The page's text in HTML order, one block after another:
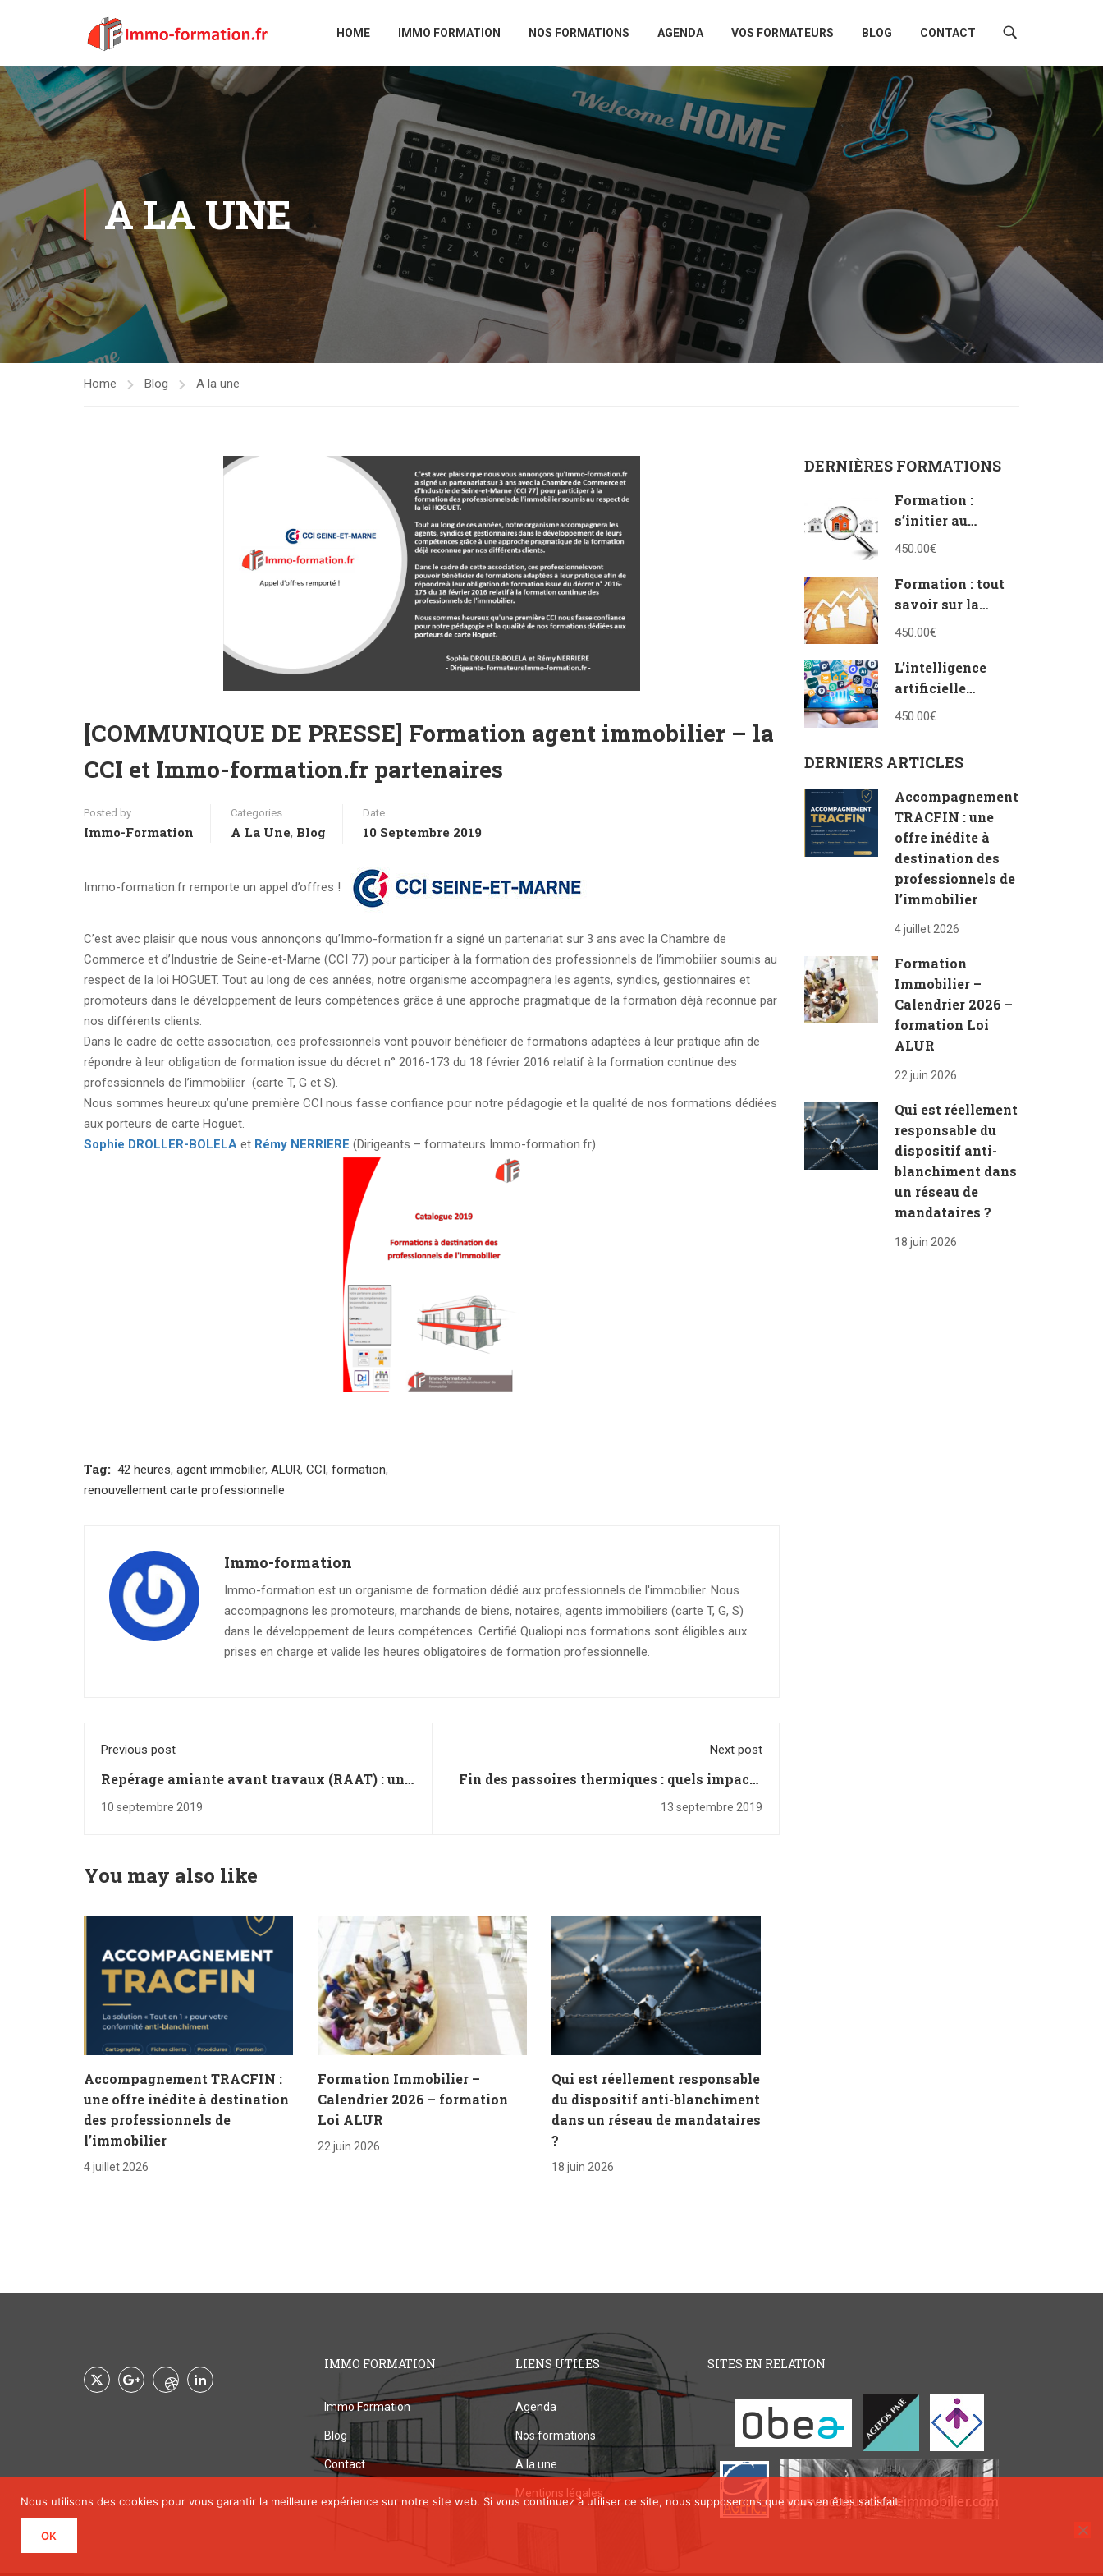
HOME IMMO FORMATION NOS FORMATIONS AGENDA VOS FORMATEURS BLOG CONTACT
A LA UNE
Home Blog A la une
[COMMUNIQUE DE PRESSE] Formation agent immobilier – la
CCI et Immo-formation.fr partenaires
Posted by
Immo-Formation
Categories
A La Une, Blog
Date
10 Septembre 2019
Immo-formation.fr remporte un appel d’offres !
C’est avec plaisir que nous vous annonçons qu’Immo-formation.fr a signé un partenariat sur 3 ans avec la Chambre de
Commerce et d’Industrie de Seine-et-Marne (CCI 77) pour participer à la formation des professionnels de l’immobilier soumis au
respect de la loi HOGUET. Tout au long de ces années, notre organisme accompagnera les agents, syndics, gestionnaires et
promoteurs dans le développement de leurs compétences grâce à une approche pragmatique de la formation déjà reconnue par
nos différents clients.
Dans le cadre de cette association, ces professionnels vont pouvoir bénéficier de formations adaptées à leur pratique afin de
répondre à leur obligation de formation issue du décret n° 2016-173 du 18 février 2016 relatif à la formation continue des
professionnels de l’immobilier (carte T, G et S).
Nous sommes heureux qu’une première CCI nous fasse confiance pour notre pédagogie et la qualité de nos formations dédiées
aux porteurs de carte Hoguet.
Sophie DROLLER-BOLELA et Rémy NERRIERE (Dirigeants – formateurs Immo-formation.fr)
Tag: 42 heures, agent immobilier, ALUR, CCI, formation,
renouvellement carte professionnelle
Immo-formation
Immo-formation est un organisme de formation dédié aux professionnels de l'immobilier. Nous
accompagnons les promoteurs, marchands de biens, notaires, agents immobiliers (carte T, G, S)
dans le développement de leurs compétences. Certifié Qualiopi nos formations sont éligibles aux
prises en charge et valide les heures obligatoires de formation professionnelle.
Previous post
Repérage amiante avant travaux (RAAT) : un
nouveau diagnostic obligatoire pour les
10 septembre 2019
Next post
Fin des passoires thermiques : quels impacts
pour les métiers de syndic, gestionnaire et
13 septembre 2019
You may also like
Accompagnement TRACFIN :
une offre inédite à destination
des professionnels de
l’immobilier
4 juillet 2026
Formation Immobilier –
Calendrier 2026 – formation
Loi ALUR
22 juin 2026
Qui est réellement responsable
du dispositif anti-blanchiment
dans un réseau de mandataires
?
18 juin 2026
DERNIÈRES FORMATIONS
Formation :
s’initier au
vocabulaire de
450.00€
Formation : tout
savoir sur la
vente en bloc et à
450.00€
L’intelligence
artificielle
appliquée à
450.00€
DERNIERS ARTICLES
Accompagnement
TRACFIN : une
offre inédite à
destination des
professionnels de
l’immobilier
4 juillet 2026
Formation
Immobilier –
Calendrier 2026 –
formation Loi
ALUR
22 juin 2026
Qui est réellement
responsable du
dispositif anti-
blanchiment dans
un réseau de
mandataires ?
18 juin 2026
IMMO FORMATION
Immo Formation
Blog
Contact
LIENS UTILES
Agenda
Nos formations
A la une
Mentions légales
SITES EN RELATION
Nous utilisons des cookies pour vous garantir la meilleure expérience sur notre site web. Si vous continuez à utiliser ce site, nous supposerons que vous en êtes satisfait.
OK